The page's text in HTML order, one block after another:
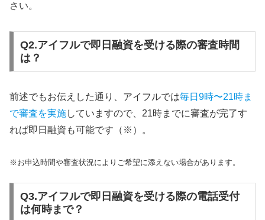
さい。
Q2.アイフルで即日融資を受ける際の審査時間
は？
前述でもお伝えした通り、アイフルでは毎日9時〜21時ま
で審査を実施していますので、21時までに審査が完了す
れば即日融資も可能です（※）。
※お申込時間や審査状況によりご希望に添えない場合があります。
Q3.アイフルで即日融資を受ける際の電話受付
は何時まで？